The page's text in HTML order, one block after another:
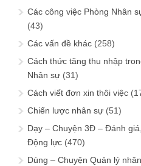
Các công việc Phòng Nhân
(43)
Các vấn đề khác (258)
Cách thức tăng thu nhập
Nhân sự (31)
Cách viết đơn xin thôi việc
Chiến lược nhân sự (51)
Dạy – Chuyện 3Đ – Đánh
Động lực (470)
Dùng – Chuyện Quản lý